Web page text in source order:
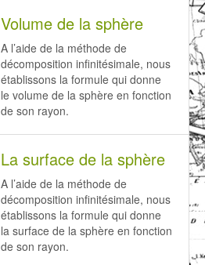
Volume de la sphère
A l’aide de la méthode de
décomposition infinitésimale, nous
établissons la formule qui donne
le volume de la sphère en fonction
de son rayon.
La surface de la sphère
A l’aide de la méthode de
décomposition infinitésimale, nous
établissons la formule qui donne
la surface de la sphère en fonction
de son rayon.